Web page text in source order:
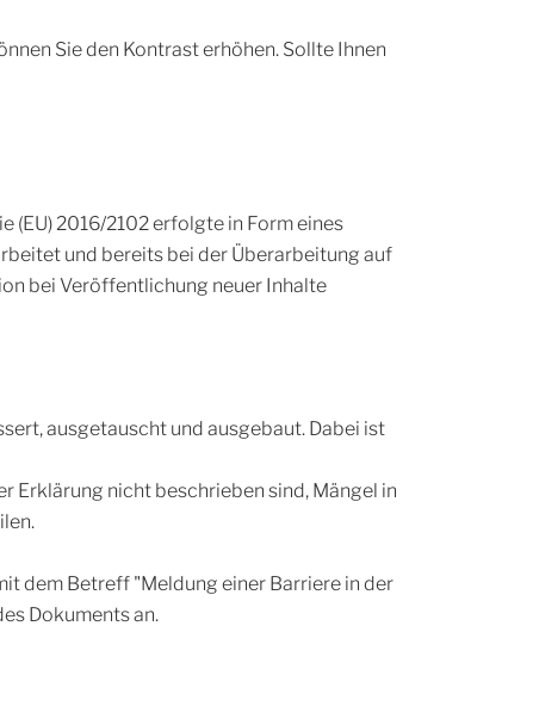
Sie den Kontrast erhöhen. Sollte Ihnen
(EU) 2016/2102 erfolgte in Form eines
und bereits bei der Überarbeitung auf
bei Veröffentlichung neuer Inhalte
ausgetauscht und ausgebaut. Dabei ist
Erklärung nicht beschrieben sind, Mängel in
dem Betreff "Meldung einer Barriere in der
Dokuments an.